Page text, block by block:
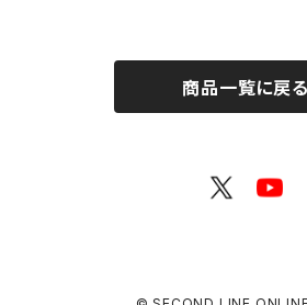
商品一覧に戻る